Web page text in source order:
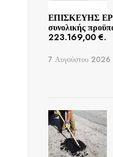
ΕΠΙΣΚΕΥΗΣ
συνολικής
223.169,00 €.
7 Αυγούστου 2026